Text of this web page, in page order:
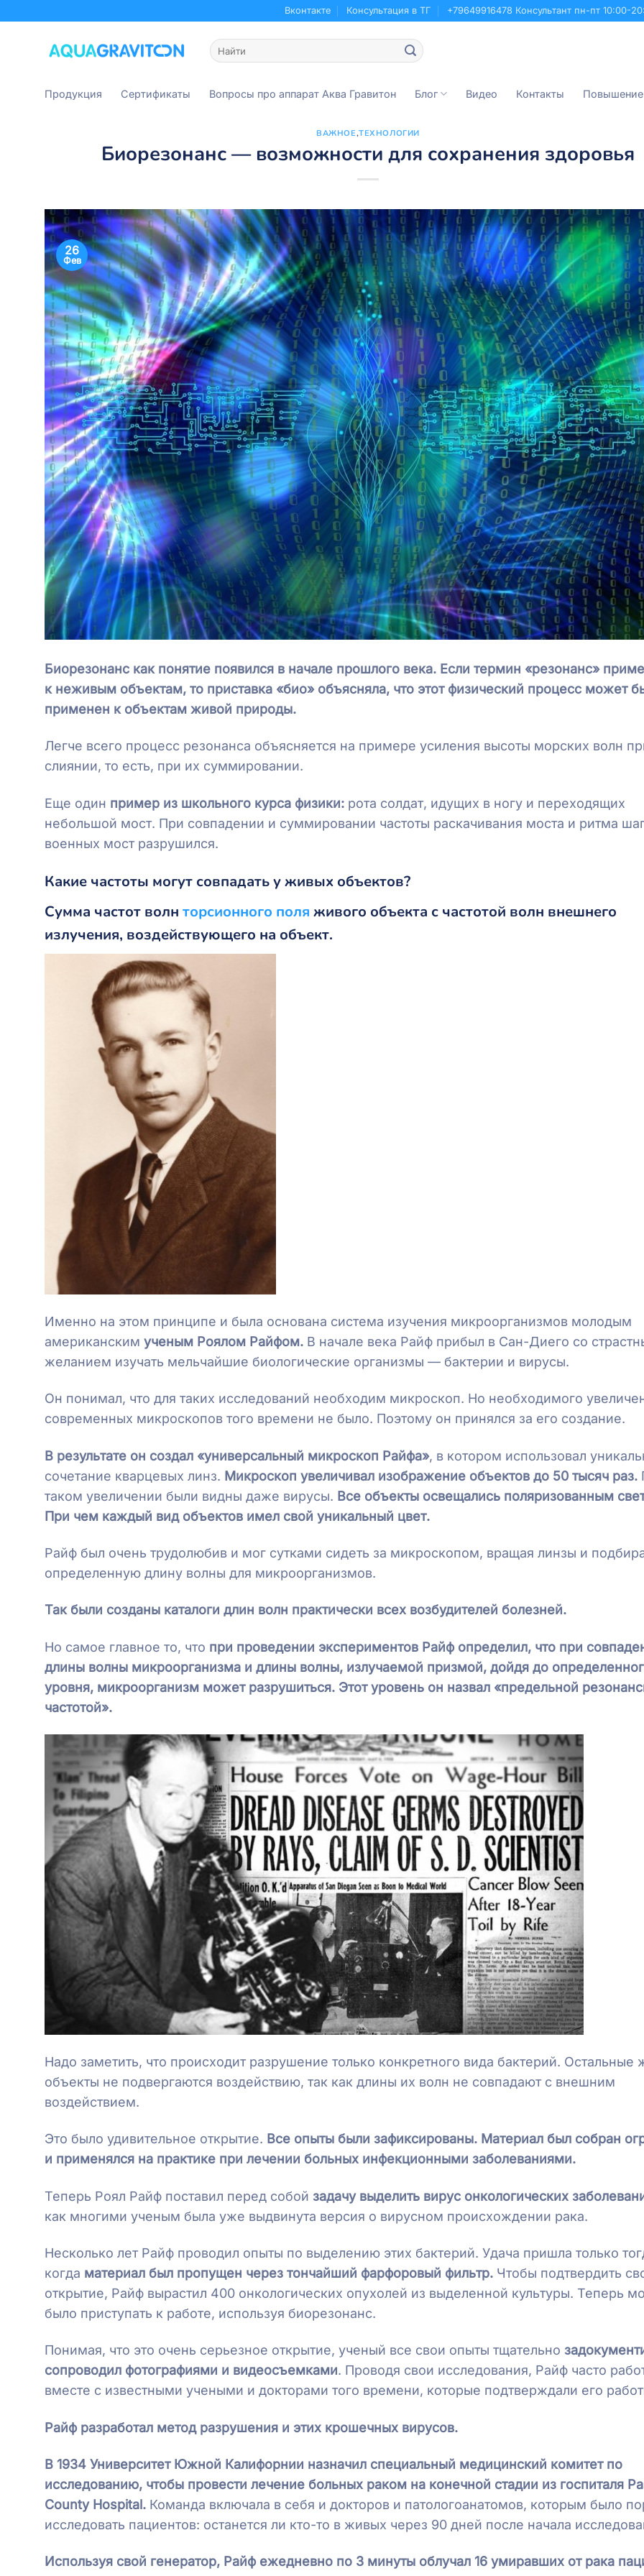
to
Вконтакте Консультация в ТГ +79649916478 Консультант пн-пт 10:00-
Искать:
Продукция Сертификаты Вопросы про аппарат Аква Гравитон Блог Видео Контакты
ВАЖНОЕ,ТЕХНОЛОГИИ
Биорезонанс — возможности для сохранения здоровья
26
Фев
Биорезонанс как понятие появился в начале прошлого века. Если термин «резонанс»
к неживым объектам, то приставка «био» объясняла, что этот физический процесс может
применен к объектам живой природы.
Легче всего процесс резонанса объясняется на примере усиления высоты морских волн
слиянии, то есть, при их суммировании.
Еще один пример из школьного курса физики: рота солдат, идущих в ногу и переходящих
небольшой мост. При совпадении и суммировании частоты раскачивания моста и ритма
военных мост разрушился.
Какие частоты могут совпадать у живых объектов?
Сумма частот волн торсионного поля живого объекта с частотой волн внешнего
излучения, воздействующего на объект.
Именно на этом принципе и была основана система изучения микроорганизмов молодым
американским ученым Роялом Райфом. В начале века Райф прибыл в Сан-Диего со
желанием изучать мельчайшие биологические организмы — бактерии и вирусы.
Он понимал, что для таких исследований необходим микроскоп. Но необходимого
современных микроскопов того времени не было. Поэтому он принялся за его создание.
В результате он создал «универсальный микроскоп Райфа», в котором использовал
сочетание кварцевых линз. Микроскоп увеличивал изображение объектов до 50 тысяч раз.
таком увеличении были видны даже вирусы. Все объекты освещались поляризованным
При чем каждый вид объектов имел свой уникальный цвет.
Райф был очень трудолюбив и мог сутками сидеть за микроскопом, вращая линзы и
определенную длину волны для микроорганизмов.
Так были созданы каталоги длин волн практически всех возбудителей болезней.
Но самое главное то, что при проведении экспериментов Райф определил, что при
длины волны микроорганизма и длины волны, излучаемой призмой, дойдя до
уровня, микроорганизм может разрушиться. Этот уровень он назвал «предельной
частотой».
Надо заметить, что происходит разрушение только конкретного вида бактерий. Остальные
объекты не подвергаются воздействию, так как длины их волн не совпадают с внешним
воздействием.
Это было удивительное открытие. Все опыты были зафиксированы. Материал был собран
и применялся на практике при лечении больных инфекционными заболеваниями.
Теперь Роял Райф поставил перед собой задачу выделить вирус онкологических
как многими ученым была уже выдвинута версия о вирусном происхождении рака.
Несколько лет Райф проводил опыты по выделению этих бактерий. Удача пришла только
когда материал был пропущен через тончайший фарфоровый фильтр. Чтобы подтвердить
открытие, Райф вырастил 400 онкологических опухолей из выделенной культуры. Теперь
было приступать к работе, используя биорезонанс.
Понимая, что это очень серьезное открытие, ученый все свои опыты тщательно
сопроводил фотографиями и видеосъемками. Проводя свои исследования, Райф часто
вместе с известными учеными и докторами того времени, которые подтверждали его
Райф разработал метод разрушения и этих крошечных вирусов.
В 1934 Университет Южной Калифорнии назначил специальный медицинский комитет по
исследованию, чтобы провести лечение больных раком на конечной стадии из госпиталя
County Hospital. Команда включала в себя и докторов и патологоанатомов, которым было
исследовать пациентов: останется ли кто-то в живых через 90 дней после начала
Используя свой генератор, Райф ежедневно по 3 минуты облучал 16 умиравших от рака